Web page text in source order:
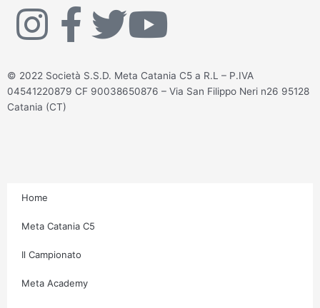
I
s
g
r
a
F
a
c
o
k
T
i
Y
u
© 2022 Società S.S.D. Meta Catania C5 a R.L – P.IVA
04541220879 CF 90038650876 – Via San Filippo Neri n26 95128
Catania (CT)
Home
Meta Catania C5
Il Campionato
Meta Academy